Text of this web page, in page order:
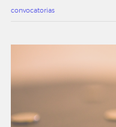
convocatorias